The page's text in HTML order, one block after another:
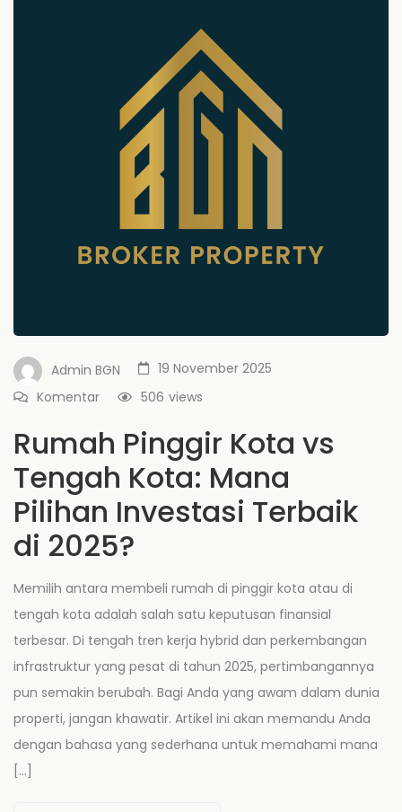
Admin BGN
19 November 2025
Komentar
views
506
Rumah Pinggir Kota vs
Tengah Kota: Mana
Pilihan Investasi Terbaik
di 2025?
Memilih antara membeli rumah di pinggir kota atau di
tengah kota adalah salah satu keputusan finansial
terbesar. Di tengah tren kerja hybrid dan perkembangan
infrastruktur yang pesat di tahun 2025, pertimbangannya
pun semakin berubah. Bagi Anda yang awam dalam dunia
properti, jangan khawatir. Artikel ini akan memandu Anda
dengan bahasa yang sederhana untuk memahami mana
[…]